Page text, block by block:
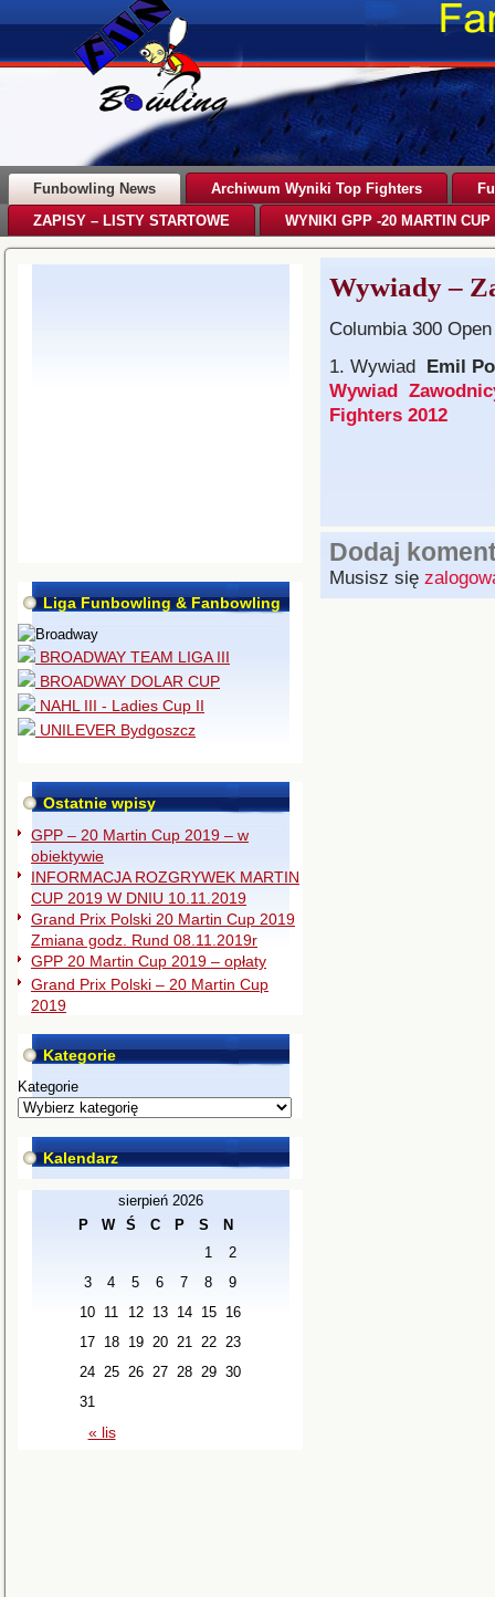
Funbowling News Archiwum Wyniki Top Fighters
ZAPISY – LISTY STARTOWE
WYNIKI GPP -20 MARTIN CUP
Liga Funbowling & Fanbowling
BROADWAY TEAM LIGA III
BROADWAY DOLAR CUP
NAHL III - Ladies Cup II
UNILEVER Bydgoszcz
Ostatnie wpisy
GPP – 20 Martin Cup 2019 – w
obiektywie
INFORMACJA ROZGRYWEK MARTIN
CUP 2019 W DNIU 10.11.2019
Grand Prix Polski 20 Martin Cup 2019
Zmiana godz. Rund 08.11.2019r
GPP 20 Martin Cup 2019 – opłaty
Grand Prix Polski – 20 Martin Cup
2019
Kategorie
Kategorie
Kalendarz
sierpień 2026
P
W Ś C P S N
« lis
1
2
3
4 5 6 7 8
9
10 11 12 13 14 15
16
17 18 19 20 21 22 23
24 25 26 27 28 29 30
31
Wywiady –
Columbia 300
1. Wywiad Emil
Wywiad
Fighters 2012
Dodaj
Musisz się